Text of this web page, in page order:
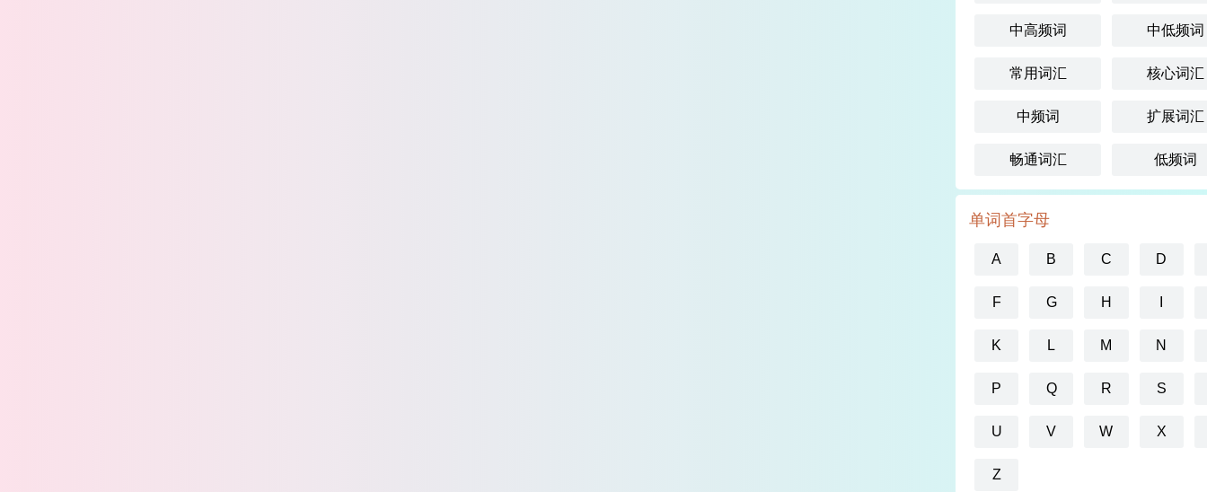
中高频词 中低频词
常用词汇 核心词汇
中频词 扩展词汇
畅通词汇 低频词
单词首字母
A B C D
F G H
K L M N
P Q R S
U V W X
Z